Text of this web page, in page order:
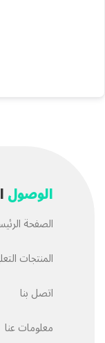
الوصول
الصفحة
المنتجات
اتصل بنا
معلومات عنا